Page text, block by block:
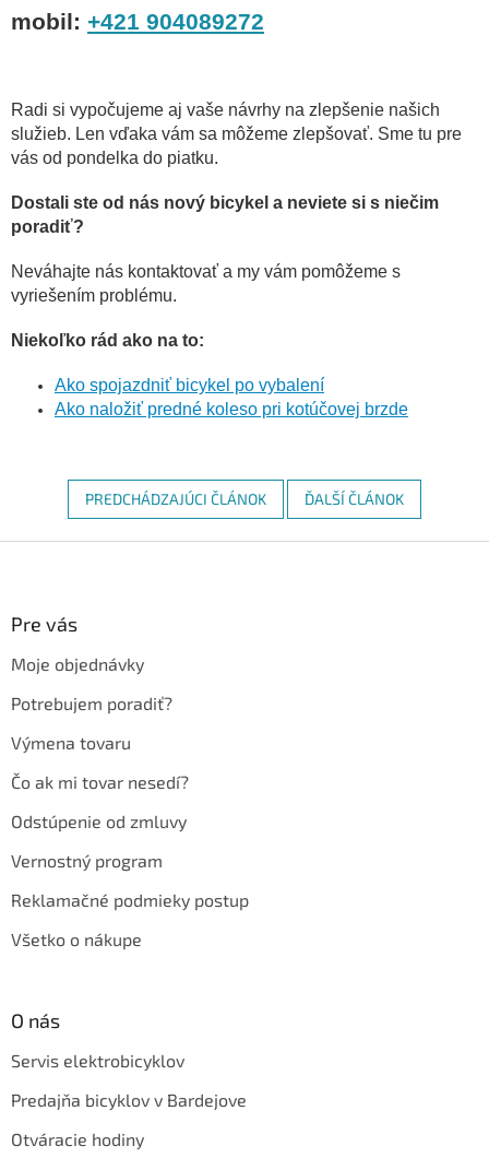
mobil: +421 904089272
Radi si vypočujeme aj vaše návrhy na zlepšenie našich
služieb. Len vďaka vám sa môžeme zlepšovať. Sme tu pre
vás od pondelka do piatku.
Dostali ste od nás nový bicykel a neviete si s niečim
poradiť?
Neváhajte nás kontaktovať a my vám pomôžeme s
vyriešením problému.
Niekoľko rád ako na to:
Ako spojazdniť bicykel po vybalení
Ako naložiť predné koleso pri kotúčovej brzde
PREDCHÁDZAJÚCI ČLÁNOK ĎALŠÍ ČLÁNOK
Pre vás
Moje objednávky
Potrebujem poradiť?
Výmena tovaru
Čo ak mi tovar nesedí?
Odstúpenie od zmluvy
Vernostný program
Reklamačné podmieky postup
Všetko o nákupe
O nás
Servis elektrobicyklov
Predajňa bicyklov v Bardejove
Otváracie hodiny